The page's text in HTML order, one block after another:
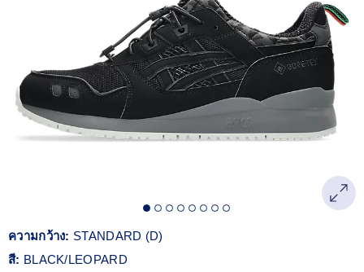
หน้า
เดียวกัน
ความกว้าง: STANDARD (D)
สี: BLACK/LEOPARD